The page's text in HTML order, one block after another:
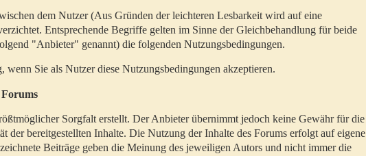
dem Nutzer (Aus Gründen der leichteren Lesbarkeit wird auf eine
Entsprechende Begriffe gelten im Sinne der Gleichbehandlung für beide
"Anbieter" genannt) die folgenden Nutzungsbedingungen.
wenn Sie als Nutzer diese Nutzungsbedingungen akzeptieren.
Forums
Sorgfalt erstellt. Der Anbieter übernimmt jedoch keine Gewähr für die
bereitgestellten Inhalte. Die Nutzung der Inhalte des Forums erfolgt auf eigene
Beiträge geben die Meinung des jeweiligen Autors und nicht immer die